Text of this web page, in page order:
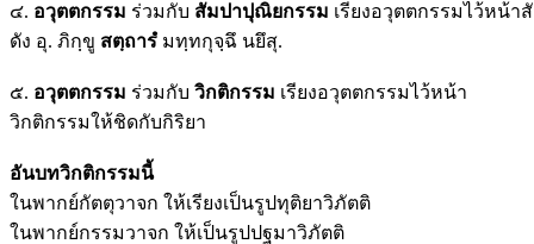
๔. อวุตตกรรม ร่วมกับ สัมปาปุณิยกรรม เรียงอวุตตกรรมไว้หน้
ดัง อุ. ภิกฺขู สตฺถารํ มทฺทกุจฺฉึ นยึสุ.
๕. อวุตตกรรม ร่วมกับ วิกติกรรม เรียงอวุตตกรรมไว้หน้า
วิกติกรรมให้ชิดกับกิริยา
อันบทวิกติกรรมนี้
ในพากย์กัตตุวาจก ให้เรียงเป็นรูปทุติยาวิภัตติ
ในพากย์กรรมวาจก ให้เป็นรูปปฐมาวิภัตติ